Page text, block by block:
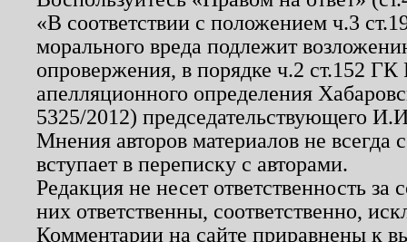
«В соответствии с положением ч.3
морального вреда подлежит
опровержения, в порядке ч.2 ст.152
апелляционного определения
5325/2012) председательствующего
Мнения авторов материалов не
вступает в переписку с авторами.
Редакция не несет ответственность
них ответственны, соответственно,
Комментарии на сайте приравнены к